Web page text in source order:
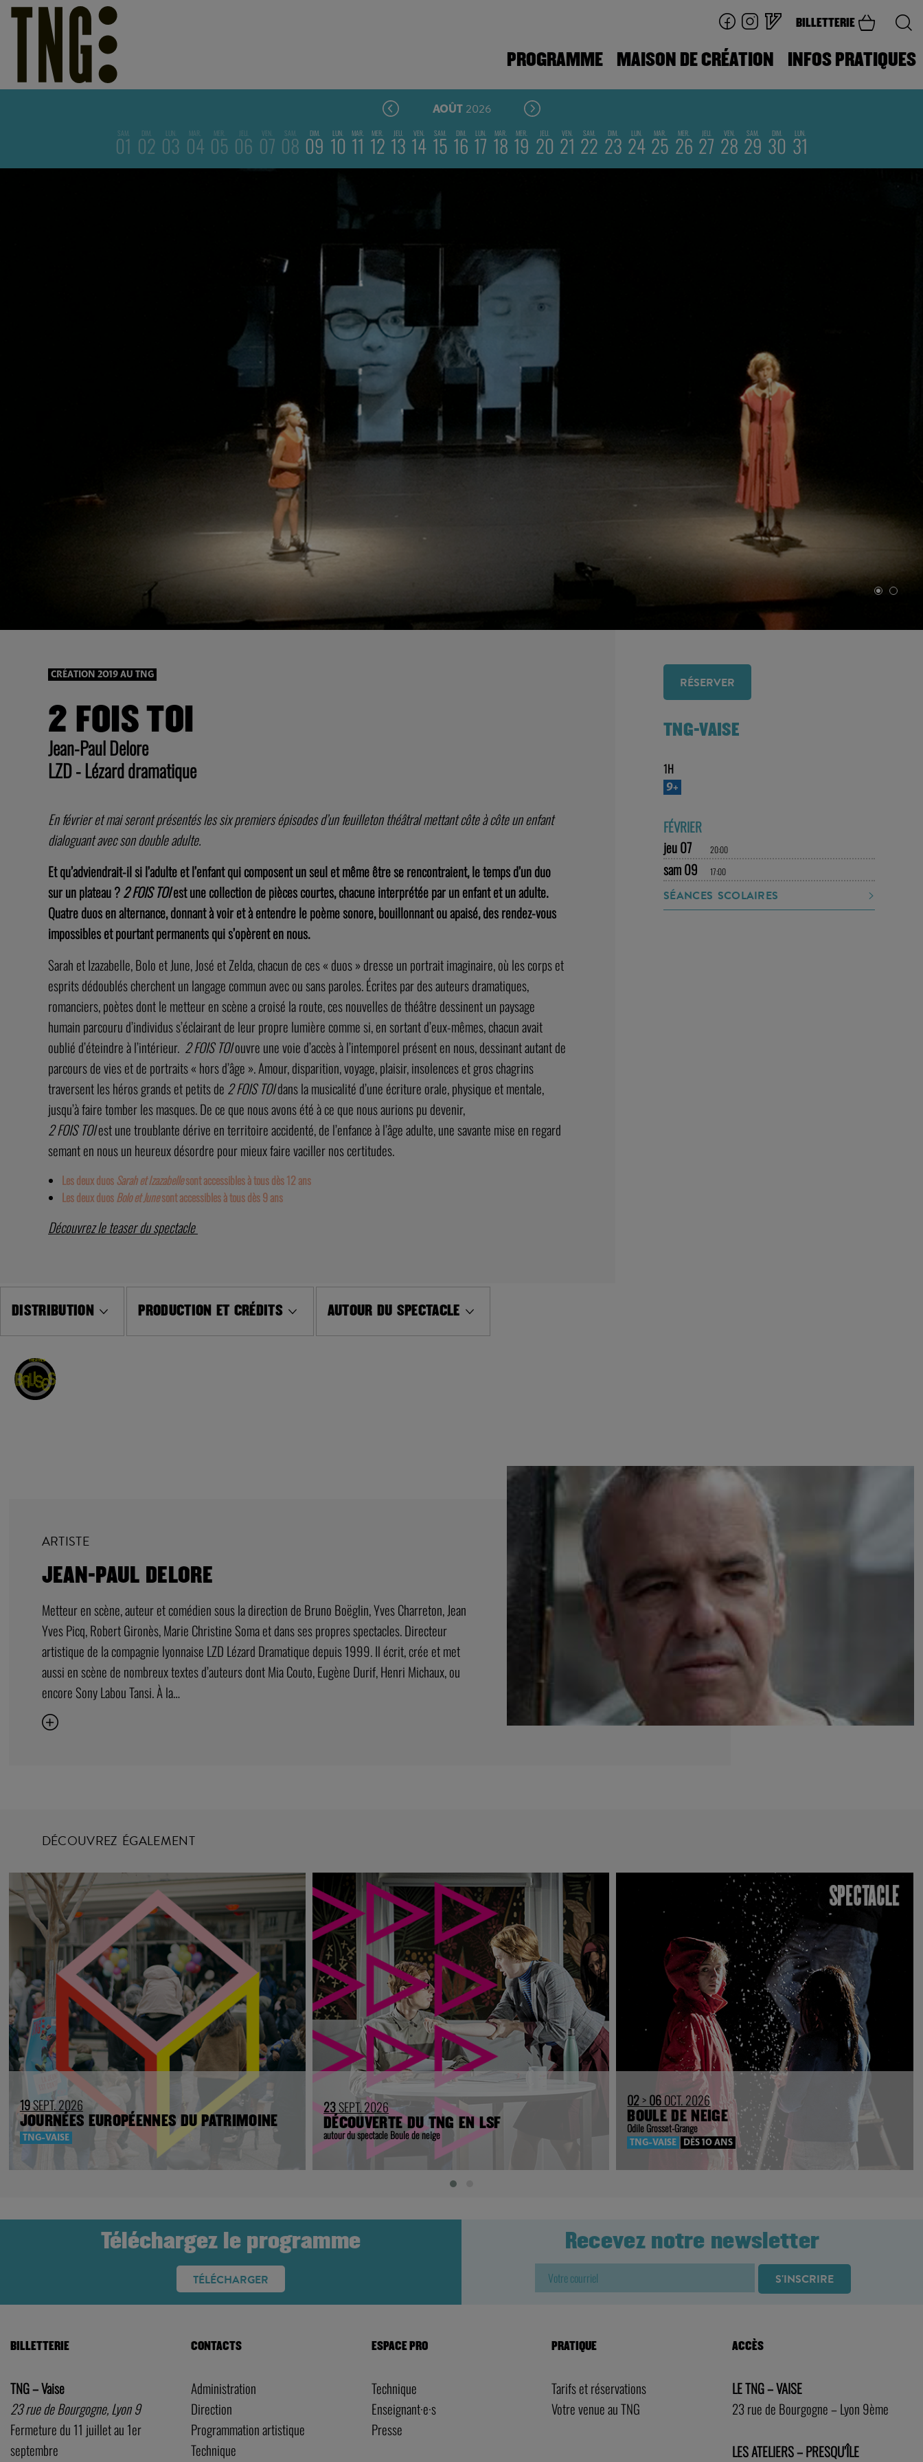
BILLETTERIE
PROGRAMME MAISON DE CRÉATION INFOS PRATIQUES
AOÛT 2026
SAM.
01 DIM.
02 LUN.
03 MAR.
04 MER.
05 JEU.
06 VEN.
07 SAM.
08 DIM.
09 LUN.
10 MAR.
11 MER.
12 JEU.
13 VEN.
14 SAM.
15 DIM.
16 LUN.
17 MAR.
18 MER.
19 JEU.
20 VEN.
21 SAM.
22 DIM.
23 LUN.
24 MAR.
25 MER.
26 JEU.
27 VEN.
28 SAM.
29 DIM.
30 LUN.
31
CRÉATION 2019 AU TNG
2 FOIS TOI
Jean-Paul Delore
LZD - Lézard dramatique
En février et mai seront présentés les six premiers épisodes d’un feuilleton théâtral mettant côte à côte un enfant
dialoguant avec son double adulte.
Et qu’adviendrait-il si l’adulte et l’enfant qui composent un seul et même être se rencontraient, le temps d’un duo
sur un plateau ?2 FOIS TOIest une collection de pièces courtes, chacune interprétée par un enfant et un adulte.
Quatre duos en alternance, donnant à voir et à entendre le poème sonore, bouillonnant ou apaisé, des rendez-vous
impossibles et pourtant permanents qui s’opèrent en nous.
Sarah et Izazabelle, Bolo et June, José et Zelda, chacun de ces « duos » dresse un portrait imaginaire, où les corps et
esprits dédoublés cherchent un langage commun avec ou sans paroles. Écrites par des auteurs dramatiques,
romanciers, poètes dont le metteur en scène a croisé la route, ces nouvelles de théâtre dessinent un paysage
humain parcouru d’individus s’éclairant de leur propre lumière comme si, en sortant d’eux-mêmes, chacun avait
oublié d’éteindre à l’intérieur. 2 FOIS TOIouvre une voie d’accès à l’intemporel présent en nous, dessinant autant de
parcours de vies et de portraits « hors d’âge ». Amour, disparition, voyage, plaisir, insolences et gros chagrins
traversent les héros grands et petits de 2 FOIS TOIdans la musicalité d’une écriture orale, physique et mentale,
jusqu’à faire tomber les masques. De ce que nous avons été à ce que nous aurions pu devenir,
2 FOIS TOIest une troublante dérive en territoire accidenté, de l’enfance à l’âge adulte, une savante mise en regard
semant en nous un heureux désordre pour mieux faire vaciller nos certitudes.
Les deux duosSarah et Izazabellesont accessibles à tous dès 12 ans
Les deux duosBolo et Junesont accessibles à tous dès 9 ans
Découvrez le teaser du spectacle
DISTRIBUTION PRODUCTION ET CRÉDITS AUTOUR DU SPECTACLE
RÉSERVER
TNG-VAISE
1H
9+
FÉVRIER
jeu 07
20:00
sam 09 17:00
SÉANCES SCOLAIRES
ARTISTE
JEAN-PAUL DELORE
Metteur en scène, auteur et comédien sous la direction de Bruno Boëglin, Yves Charreton, Jean
Yves Picq, Robert Gironès, Marie Christine Soma et dans ses propres spectacles. Directeur
artistique de la compagnie lyonnaise LZD Lézard Dramatique depuis 1999. Il écrit, crée et met
aussi en scène de nombreux textes d’auteurs dont Mia Couto, Eugène Durif, Henri Michaux, ou
encore Sony Labou Tansi. À la…
DÉCOUVREZ ÉGALEMENT
19SEPT. 2026
JOURNÉES EUROPÉENNES DU PATRIMOINE
TNG-VAISE
23SEPT. 2026
DÉCOUVERTE DU TNG EN LSF
autour du spectacle Boule de neige
02>06OCT. 2026
BOULE DE NEIGE
Odile Grosset-Grange
TNG-VAISE DÈS 10 ANS
Téléchargez le programme
TÉLÉCHARGER
Recevez notre newsletter
BILLETTERIE
TNG – Vaise
23 rue de Bourgogne, Lyon 9
Fermeture du 11 juillet au 1er
septembre
CONTACTS
Administration
Direction
Programmation artistique
Technique
ESPACE PRO
Technique
Enseignant·e·s
Presse
PRATIQUE
Tarifs et réservations
Votre venue au TNG
ACCÈS
LE TNG – VAISE
23 rue de Bourgogne – Lyon 9ème
LES ATELIERS – PRESQU’ÎLE